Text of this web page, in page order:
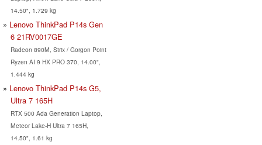
14.50", 1.729 kg
Lenovo ThinkPad P14s Gen
6 21RV0017GE
Radeon 890M, Strix / Gorgon Point
Ryzen AI 9 HX PRO 370, 14.00",
1.444 kg
Lenovo ThinkPad P14s G5,
Ultra 7 165H
RTX 500 Ada Generation Laptop,
Meteor Lake-H Ultra 7 165H,
14.50", 1.61 kg